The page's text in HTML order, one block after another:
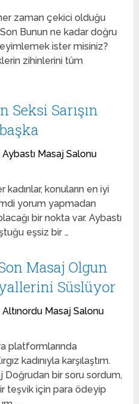
her zaman çekici olduğu
Bunun ne kadar doğru
ister misiniz?
zihinlerini tüm
Seksi Sarışın
Aybastı Masaj Salonu
kadınlar, konuların en iyi
yorum yapmadan
bir nokta var. Aybastı
eşsiz bir …
Masaj Olgun
Süslüyor
Altınordu Masaj Salonu
platformlarında
kadınıyla karşılaştım.
Doğrudan bir soru sordum,
teşvik için para ödeyip